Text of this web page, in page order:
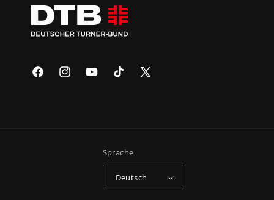
FacebookInstagramYouTubeTikTok
X
Sprache
Deutsch